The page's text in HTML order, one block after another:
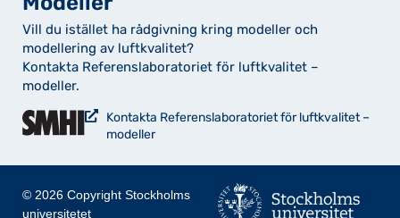
Vill du istället ha rådgivning kring modeller och
modellering av luftkvalitet?
Kontakta Referenslaboratoriet för luftkvalitet –
modeller.
Kontakta Referenslaboratoriet för luftkvalitet –
modeller
© 2026 Copyright Stockholms
universitetet